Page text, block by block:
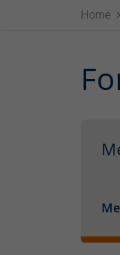
Home